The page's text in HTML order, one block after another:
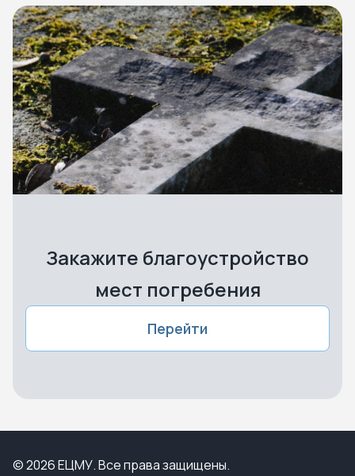
Закажите благоустройство
мест погребения
Перейти
© 2026 ЕЦМУ. Все права защищены.